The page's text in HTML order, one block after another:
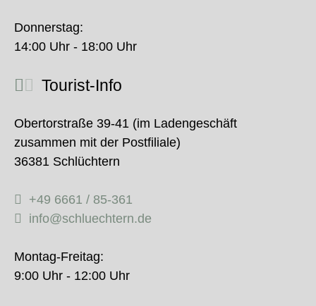
Donnerstag:
14:00 Uhr - 18:00 Uhr
Tourist-Info
Obertorstraße 39-41 (im Ladengeschäft
zusammen mit der Postfiliale)
36381 Schlüchtern
+49 6661 / 85-361
info@schluechtern.de
Montag-Freitag:
9:00 Uhr - 12:00 Uhr